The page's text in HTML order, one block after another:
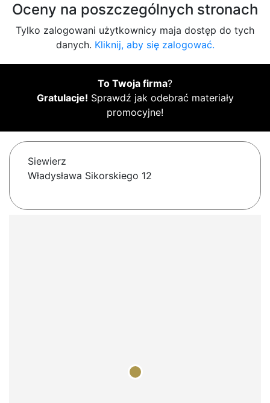
Oceny na poszczególnych stronach
Tylko zalogowani użytkownicy maja dostęp do tych
danych. Kliknij, aby się zalogować.
To Twoja firma?
Gratulacje! Sprawdź jak odebrać materiały
promocyjne!
Siewierz
Władysława Sikorskiego 12